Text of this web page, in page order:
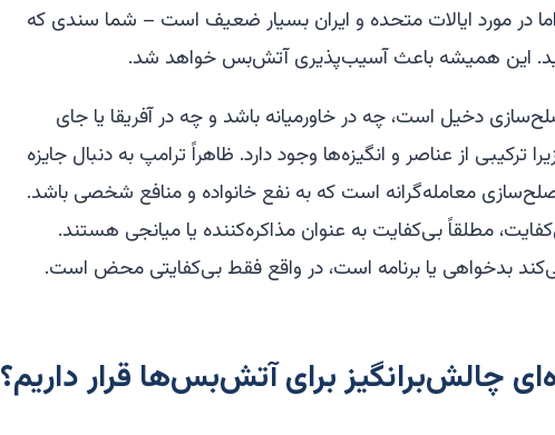
در مورد ایالات متحده و ایران بسیار ضعیف است – شما سندی که
این همیشه باعث آسیب‌پذیری آتش‌بس خواهد شد.
دخیل است، چه در خاورمیانه باشد و چه در آفریقا یا جای
ترکیبی از عناصر و انگیزه‌ها وجود دارد. ظاهراً ترامپ به دنبال جایزه
معامله‌گرانه است که به نفع خانواده و منافع شخصی باشد.
مطلقاً بی‌کفایت به عنوان مذاکره‌کننده یا میانجی هستند.
بدخواهی یا برنامه است، در واقع فقط بی‌کفایتی محض است.
چالش‌برانگیز برای آتش‌بس‌ها قرار داریم؟